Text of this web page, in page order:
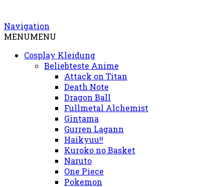
Navigation
MENUMENU
Cosplay Kleidung
Beliebteste Anime
Attack on Titan
Death Note
Dragon Ball
Fullmetal Alchemist
Gintama
Gurren Lagann
Haikyuu!!
Kuroko no Basket
Naruto
One Piece
Pokemon